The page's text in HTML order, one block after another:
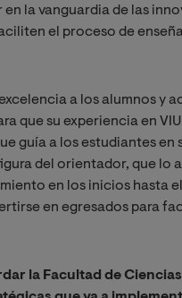
la vanguardia de las
el proceso de
a los alumnos y
que su experiencia en
guía a los estudiantes en
del orientador, que lo
en los inicios hasta
en egresados para
la Facultad de